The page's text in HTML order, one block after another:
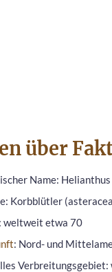
über
Name: Helianthus
Korbblütler
weltweit etwa 70
: Nord- und